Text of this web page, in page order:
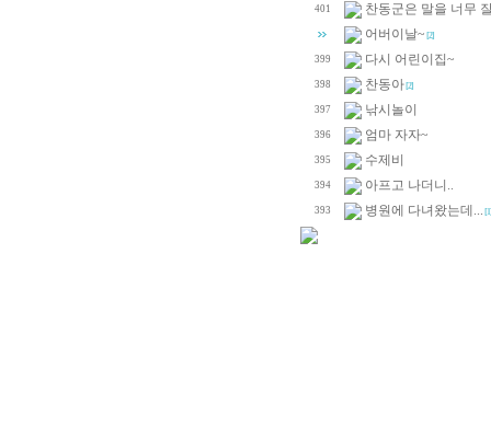
401
찬동군은 말을 너무
어버이날~ [2]
399 다시 어린이집~
398 찬동아 [2]
397 낚시놀이
396 엄마 자자~
395 수제비
394 아프고 나더니..
393 병원에 다녀왔는데... [1]